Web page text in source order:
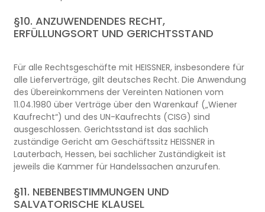
§10. ANZUWENDENDES RECHT,
ERFÜLLUNGSORT UND GERICHTSSTAND
Für alle Rechtsgeschäfte mit HEISSNER, insbesondere für
alle Lieferverträge, gilt deutsches Recht. Die Anwendung
des Übereinkommens der Vereinten Nationen vom
11.04.1980 über Verträge über den Warenkauf („Wiener
Kaufrecht“) und des UN-Kaufrechts (CISG) sind
ausgeschlossen. Gerichtsstand ist das sachlich
zuständige Gericht am Geschäftssitz HEISSNER in
Lauterbach, Hessen, bei sachlicher Zuständigkeit ist
jeweils die Kammer für Handelssachen anzurufen.
§11. NEBENBESTIMMUNGEN UND
SALVATORISCHE KLAUSEL